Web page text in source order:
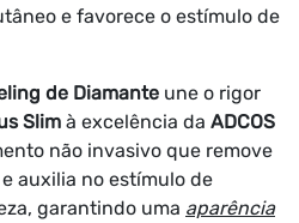
e favorece o estímulo de
de Diamante une o rigor
Slim à excelência da ADCOS
não invasivo que remove
auxilia no estímulo de
garantindo uma aparência